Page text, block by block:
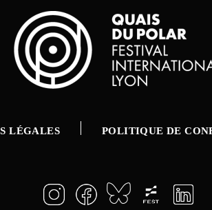
LÉGALES
POLITIQUE DE